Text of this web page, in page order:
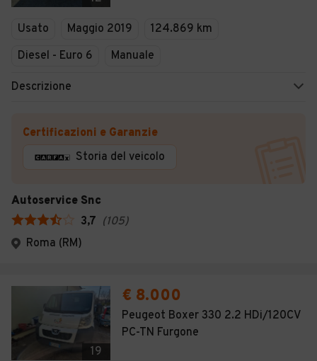
Usato Maggio 2019
124.869 km
Diesel - Euro 6
Manuale
Descrizione
Certificazioni e Garanzie
Storia del veicolo
Autoservice Snc
3,7 (105)
Roma (RM)
19
€ 8.000
Peugeot Boxer 330 2.2 HDi/120CV
PC-TN Furgone